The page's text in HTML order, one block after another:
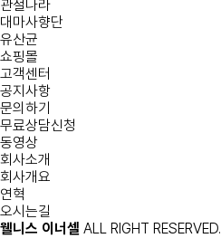
관절나라
대마사향단
유산균
쇼핑몰
고객센터
공지사항
문의하기
무료상담신청
동영상
회사소개
회사개요
연혁
오시는길
웰니스 이너셀 ALL RIGHT RESERVED.